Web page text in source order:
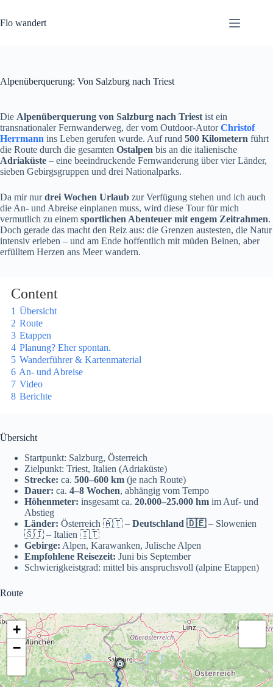
springen
Flo wandert
Alpenüberquerung: Von Salzburg nach Triest
Die Alpenüberquerung von Salzburg nach Triest ist ein
transnationaler Fernwanderweg, der vom Outdoor-AutorChristof
Herrmann ins Leben gerufen wurde. Auf rund 500 Kilometern führt
die Route durch die gesamten Ostalpen bis an die italienische
Adriaküste – eine beeindruckende Fernwanderung über vier Länder,
sieben Gebirgsgruppen und drei Nationalparks.
Da mir nurdrei Wochen Urlaub zur Verfügung stehen und ich auch
die An- und Abreise einplanen muss, wird diese Tour für mich
vermutlich zu einem sportlichen Abenteuer mit engem Zeitrahmen.
Doch gerade das macht den Reiz aus: die Grenzen austesten, die Natur
intensiv erleben – und am Ende hoffentlich mit müden Beinen, aber
erfülltem Herzen ans Meer wandern.
Content
1 Übersicht
2 Route
3 Etappen
4 Planung? Eher spontan.
5 Wanderführer & Kartenmaterial
6 An- und Abreise
7 Video
8 Berichte
Übersicht
Startpunkt: Salzburg, Österreich
Zielpunkt: Triest, Italien (Adriaküste)
Strecke: ca. 500–600 km (je nach Route)
Dauer: ca. 4–8 Wochen, abhängig vom Tempo
Höhenmeter: insgesamt ca. 20.000–25.000 hm im Auf- und
Abstieg
Länder: Österreich 🇦🇹 – Deutschland 🇩🇪– Slowenien
🇸🇮 – Italien 🇮🇹
Gebirge: Alpen, Karawanken, Julische Alpen
Empfohlene Reisezeit: Juni bis September
Schwierigkeistgrad: mittel bis anspruchsvoll (alpine Etappen)
Route
+
−